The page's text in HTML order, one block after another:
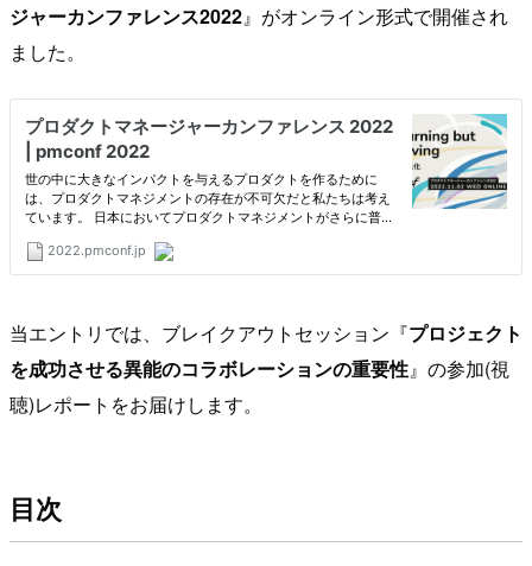
ジャーカンファレンス2022』がオンライン形式で開催され
ました。
当エントリでは、ブレイクアウトセッション『プロジェクト
を成功させる異能のコラボレーションの重要性』の参加(視
聴)レポートをお届けします。
目次